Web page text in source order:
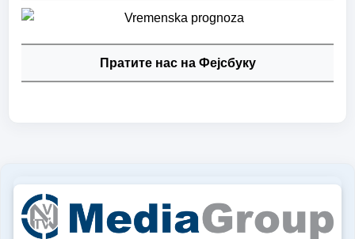
Пратите нас на Фејсбуку